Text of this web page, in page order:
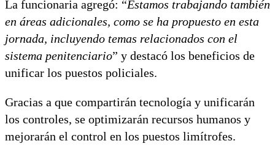
La funcionaria agregó: “Estamos trabajando también
en áreas adicionales, como se ha propuesto en esta
jornada, incluyendo temas relacionados con el
sistema penitenciario” y destacó los beneficios de
unificar los puestos policiales.
Gracias a que compartirán tecnología y unificarán
los controles, se optimizarán recursos humanos y
mejorarán el control en los puestos limítrofes.